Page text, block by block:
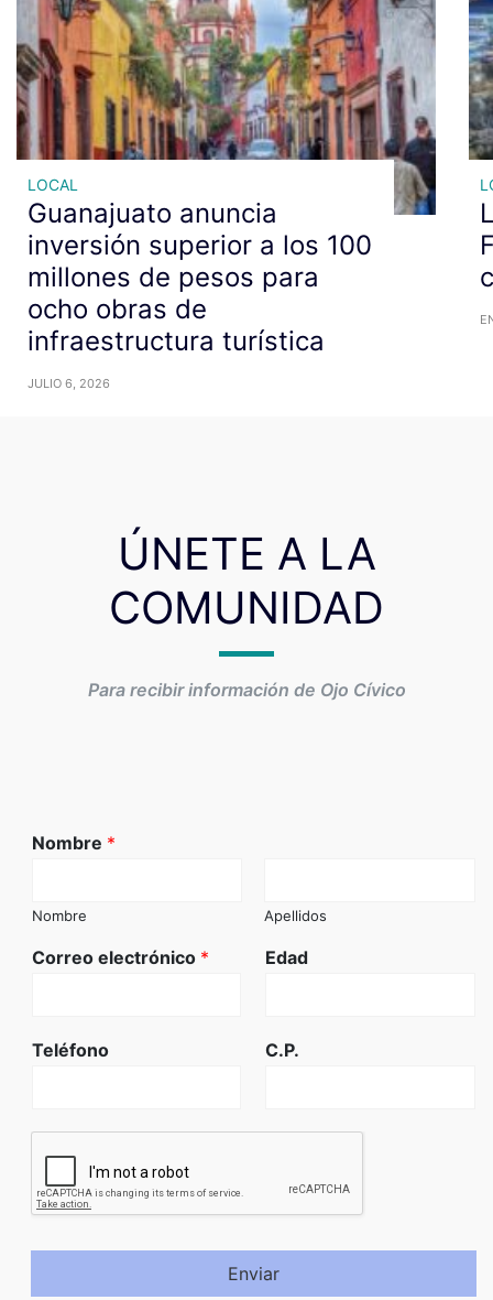
LOCAL
Guanajuato anuncia
inversión superior a los 100
millones de pesos para
ocho obras de
infraestructura turística
JULIO 6, 2026
ÚNETE A LA
COMUNIDAD
Para recibir información de Ojo Cívico
Nombre *
Nombre Apellidos
Correo electrónico * Edad
Teléfono C.P.
Enviar